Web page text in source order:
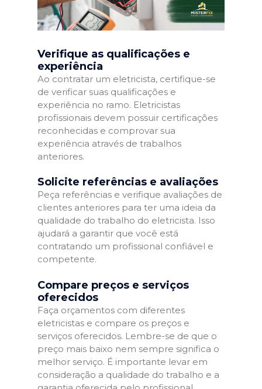
Verifique as qualificações e
experiência
Ao contratar um eletricista, certifique-se
de verificar suas qualificações e
experiência no ramo. Eletricistas
profissionais devem possuir certificações
reconhecidas e comprovar sua
experiência através de trabalhos
anteriores.
Solicite referências e avaliações
Peça referências e verifique avaliações de
clientes anteriores para ter uma ideia da
qualidade do trabalho do eletricista. Isso
ajudará a garantir que você está
contratando um profissional confiável e
competente.
Compare preços e serviços
oferecidos
Faça orçamentos com diferentes
eletricistas e compare os preços e
serviços oferecidos. Lembre-se de que o
preço mais baixo nem sempre significa o
melhor serviço. É importante levar em
consideração a qualidade do trabalho e a